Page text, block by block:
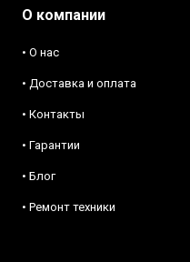
О компании
• О нас
• Доставка и оплата
• Контакты
• Гарантии
• Блог
• Ремонт техники